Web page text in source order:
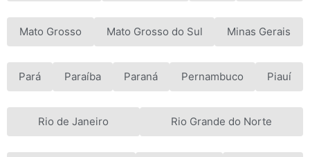
Mato Grosso Mato Grosso do Sul Minas Gerais
Pará Paraíba Paraná Pernambuco Piauí
Rio de Janeiro Rio Grande do Norte